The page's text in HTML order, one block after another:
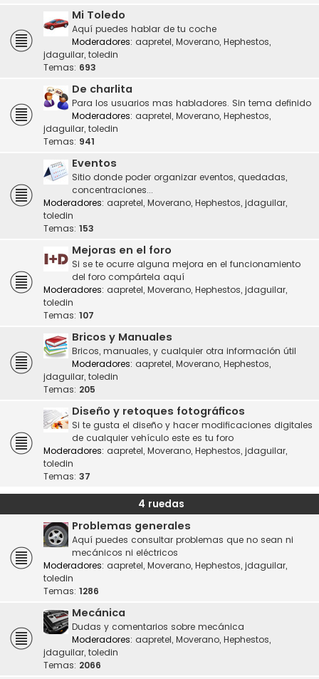
Mi Toledo
Aquí puedes hablar de tu coche
Moderadores: aapretel, Moverano, Hephestos,
jdaguilar, toledin
Temas: 693
De charlita
Para los usuarios mas habladores. Sin tema definido
Moderadores: aapretel, Moverano, Hephestos,
jdaguilar, toledin
Temas: 941
Eventos
Sitio donde poder organizar eventos, quedadas,
concentraciones...
Moderadores: aapretel, Moverano, Hephestos, jdaguilar,
toledin
Temas: 153
Mejoras en el foro
Si se te ocurre alguna mejora en el funcionamiento
del foro compártela aquí
Moderadores: aapretel, Moverano, Hephestos, jdaguilar,
toledin
Temas: 107
Bricos y Manuales
Bricos, manuales, y cualquier otra información útil
Moderadores: aapretel, Moverano, Hephestos,
jdaguilar, toledin
Temas: 205
Diseño y retoques fotográficos
Si te gusta el diseño y hacer modificaciones digitales
de cualquier vehículo este es tu foro
Moderadores: aapretel, Moverano, Hephestos, jdaguilar,
toledin
Temas: 37
4 ruedas
Problemas generales
Aquí puedes consultar problemas que no sean ni
mecánicos ni eléctricos
Moderadores: aapretel, Moverano, Hephestos, jdaguilar,
toledin
Temas: 1286
Mecánica
Dudas y comentarios sobre mecánica
Moderadores: aapretel, Moverano, Hephestos,
jdaguilar, toledin
Temas: 2066